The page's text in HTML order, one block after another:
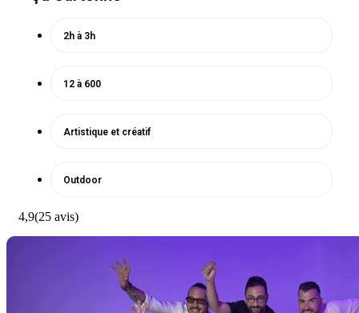
2h à 3h
12 à 600
Artistique et créatif
Outdoor
4,9(25 avis)